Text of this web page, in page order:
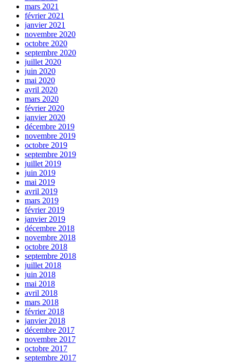
mars 2021
février 2021
janvier 2021
novembre 2020
octobre 2020
septembre 2020
juillet 2020
juin 2020
mai 2020
avril 2020
mars 2020
février 2020
janvier 2020
décembre 2019
novembre 2019
octobre 2019
septembre 2019
juillet 2019
juin 2019
mai 2019
avril 2019
mars 2019
février 2019
janvier 2019
décembre 2018
novembre 2018
octobre 2018
septembre 2018
juillet 2018
juin 2018
mai 2018
avril 2018
mars 2018
février 2018
janvier 2018
décembre 2017
novembre 2017
octobre 2017
septembre 2017